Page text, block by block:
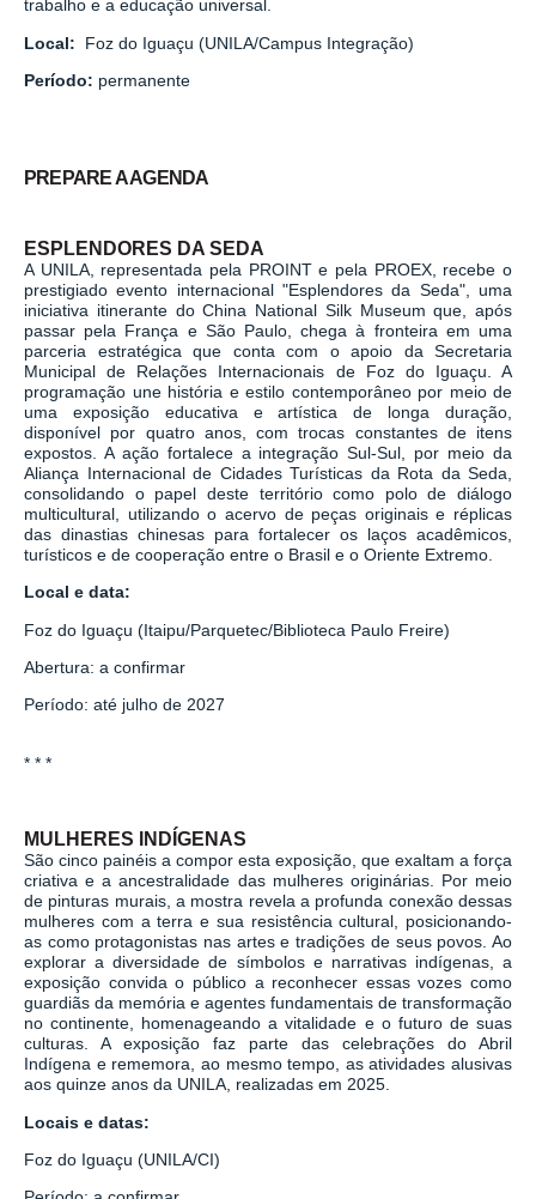
trabalho e a educação universal.
Local: Foz do Iguaçu (UNILA/Campus Integração)
Período: permanente
PREPARE A AGENDA
ESPLENDORES DA SEDA
A UNILA, representada pela PROINT e pela PROEX, recebe o
prestigiado evento internacional "Esplendores da Seda", uma
iniciativa itinerante do China National Silk Museum que, após
passar pela França e São Paulo, chega à fronteira em uma
parceria estratégica que conta com o apoio da Secretaria
Municipal de Relações Internacionais de Foz do Iguaçu. A
programação une história e estilo contemporâneo por meio de
uma exposição educativa e artística de longa duração,
disponível por quatro anos, com trocas constantes de itens
expostos. A ação fortalece a integração Sul-Sul, por meio da
Aliança Internacional de Cidades Turísticas da Rota da Seda,
consolidando o papel deste território como polo de diálogo
multicultural, utilizando o acervo de peças originais e réplicas
das dinastias chinesas para fortalecer os laços acadêmicos,
turísticos e de cooperação entre o Brasil e o Oriente Extremo.
Local e data:
Foz do Iguaçu (Itaipu/Parquetec/Biblioteca Paulo Freire)
Abertura: a confirmar
Período: até julho de 2027
* * *
MULHERES INDÍGENAS
São cinco painéis a compor esta exposição, que exaltam a força
criativa e a ancestralidade das mulheres originárias. Por meio
de pinturas murais, a mostra revela a profunda conexão dessas
mulheres com a terra e sua resistência cultural, posicionando-
as como protagonistas nas artes e tradições de seus povos. Ao
explorar a diversidade de símbolos e narrativas indígenas, a
exposição convida o público a reconhecer essas vozes como
guardiãs da memória e agentes fundamentais de transformação
no continente, homenageando a vitalidade e o futuro de suas
culturas. A exposição faz parte das celebrações do Abril
Indígena e rememora, ao mesmo tempo, as atividades alusivas
aos quinze anos da UNILA, realizadas em 2025.
Locais e datas:
Foz do Iguaçu (UNILA/CI)